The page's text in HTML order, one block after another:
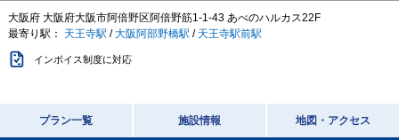
大阪府 大阪府大阪市阿倍野区阿倍野筋1-1-43 あべのハルカス22F
最寄り駅： 天王寺駅 /大阪阿部野橋駅 / 天王寺駅前駅
インボイス制度に対応
プラン一覧 施設情報 地図・アクセス